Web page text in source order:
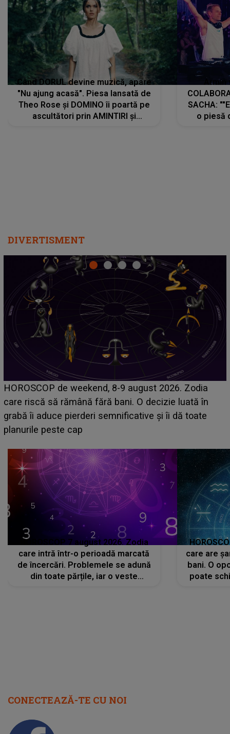
Când DORUL devine muzică, apare
"Nu ajung acasă". Piesa lansată de
Theo Rose și DOMINO îi poartă pe
ascultători prin AMINTIRI și
SACHA:
o piesă
DIVERTISMENT
Emanuel a ținut ACEST DETALIU ASCUNS până
acum! În fața Alexandrei, concurentul din Casa Iubirii
face o MĂRTURISIRE NEAȘTEPTATĂ despre mama
sa: "I-am spus și ei în față, eu nu te iubesc pentru
HOROSCOP 7 august 2026. Zodia
care intră într-o perioadă marcată
de încercări. Problemele se adună
din toate părțile, iar o veste
care are
bani. O
poate
CONECTEAZĂ-TE CU NOI